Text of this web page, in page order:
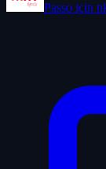
Passo için